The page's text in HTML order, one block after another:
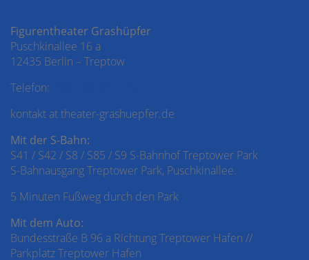
Figurentheater Grashüpfer
Puschkinallee 16 a
12435 Berlin – Treptow
Telefon:
kontakt at theater-grashuepfer.de
Mit der S-Bahn:
S41 / S42 / S8 / S85 / S9 S-Bahnhof Treptower Park
S-Bahnausgang Treptower Park, Puschkinallee.
5 Minuten Fußweg durch den Park
Mit dem Auto:
Bundesstraße B 96 a Richtung Treptower Hafen //
Parkplatz Treptower Hafen